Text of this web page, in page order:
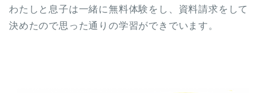
わたしと息子は一緒に無料体験をし、資料請求をして
決めたので思った通りの学習ができでいます。